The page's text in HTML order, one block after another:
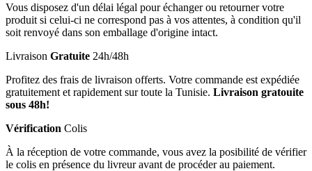
Vous disposez d'un délai légal pour échanger ou retourner votre
produit si celui-ci ne correspond pas à vos attentes, à condition qu'il
soit renvoyé dans son emballage d'origine intact.
Livraison Gratuite 24h/48h
Profitez des frais de livraison offerts. Votre commande est expédiée
gratuitement et rapidement sur toute la Tunisie. Livraison gratouite
sous 48h!
Vérification Colis
À la réception de votre commande, vous avez la posibilité de vérifier
le colis en présence du livreur avant de procéder au paiement.